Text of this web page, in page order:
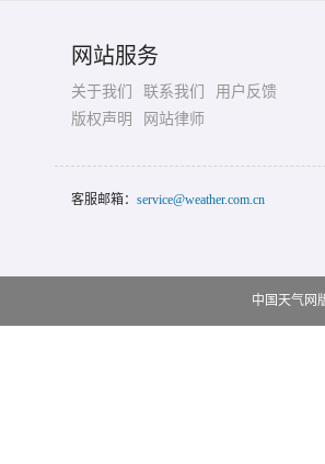
网站服务
关于我们 联系我们
用户反馈
版权声明
网站律师
客服邮箱： service@weather.com.cn
中国天气